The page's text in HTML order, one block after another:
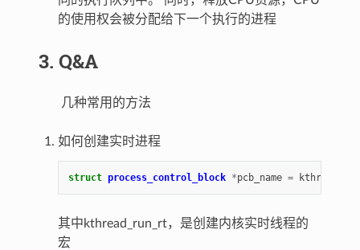
的使用权会被分配给下一个执行的进程
3. Q&A
几种常用的方法
如何创建实时进程
struct process_control_block *pcb_name =
其中kthread_run_rt，是创建内核实时线程的
宏